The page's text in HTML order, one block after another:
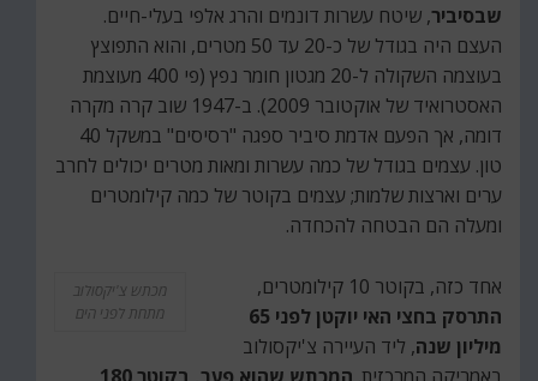
שבסיביר, שיטח עשרות דונמים והרג אלפי בעלי-חיים.
העצם היה בגודל של כ-20 עד 50 מטרים, והוא התפוצץ
בעוצמה השקולה ל-20 מגטון חומר נפץ (פי 400 מעוצמת
האסטרואיד של אוקטובר 2009). ב-1947 שוב קרה מקרה
דומה, אך הפעם אדמת סיביר ספגה "רסיסים" במשקל 40
טון. עצמים בגודל של כמה עשרות ומאות מטרים יכולים לחרב
ערים וארצות שלמות; עצמים בקוטר של כמה קילומטרים
ומעלה הם הבטחה להכחדה.
מכתש צ'יקסולוב
מתחת לפני הים
אחד כזה, בקוטר 10 קילומטרים,
התרסק בחצי האי יוקטן לפני 65
מיליון שנה, ליד העיירה צ'יקסולוב